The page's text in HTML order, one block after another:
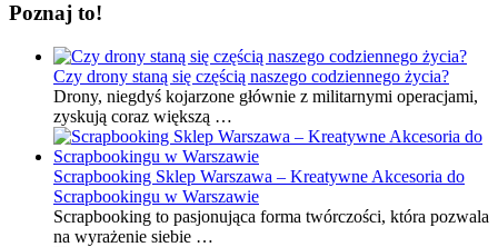
Poznaj to!
Czy drony staną się częścią naszego codziennego życia?
Drony, niegdyś kojarzone głównie z militarnymi operacjami,
zyskują coraz większą …
Scrapbooking Sklep Warszawa – Kreatywne Akcesoria do
Scrapbookingu w Warszawie
Scrapbooking to pasjonująca forma twórczości, która pozwala
na wyrażenie siebie …